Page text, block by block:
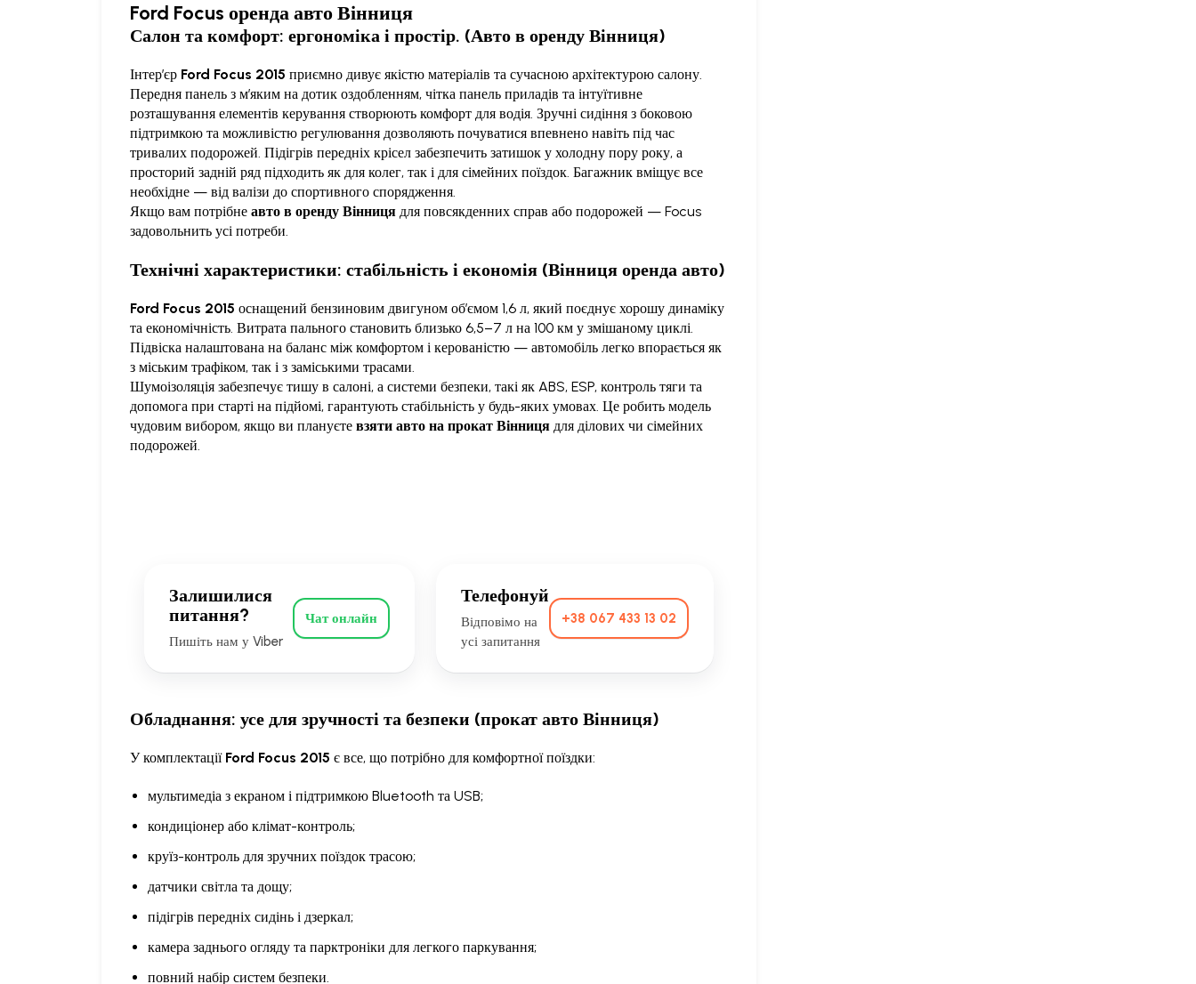
Ford Focus оренда авто Вінниця
Салон та комфорт: ергономіка і простір. (Авто в оренду Вінниця)
Інтер’єр Ford Focus 2015 приємно дивує якістю матеріалів та сучасною архітектурою салону.
Передня панель з м’яким на дотик оздобленням, чітка панель приладів та інтуїтивне
розташування елементів керування створюють комфорт для водія. Зручні сидіння з боковою
підтримкою та можливістю регулювання дозволяють почуватися впевнено навіть під час
тривалих подорожей. Підігрів передніх крісел забезпечить затишок у холодну пору року, а
просторий задній ряд підходить як для колег, так і для сімейних поїздок. Багажник вміщує все
необхідне — від валізи до спортивного спорядження.
Якщо вам потрібне авто в оренду Вінниця для повсякденних справ або подорожей — Focus
задовольнить усі потреби.
Технічні характеристики: стабільність і економія (Вінниця оренда авто)
Ford Focus 2015 оснащений бензиновим двигуном об’ємом 1,6 л, який поєднує хорошу динаміку
та економічність. Витрата пального становить близько 6,5–7 л на 100 км у змішаному циклі.
Підвіска налаштована на баланс між комфортом і керованістю — автомобіль легко впорається як
з міським трафіком, так і з заміськими трасами.
Шумоізоляція забезпечує тишу в салоні, а системи безпеки, такі як ABS, ESP, контроль тяги та
допомога при старті на підйомі, гарантують стабільність у будь-яких умовах. Це робить модель
чудовим вибором, якщо ви плануєте взяти авто на прокат Вінниця для ділових чи сімейних
подорожей.
Залишилися
питання?
Пишіть нам у Viber
Чат онлайн
Телефонуй
Відповімо на
усі запитання
+38 067 433 13 02
Обладнання: усе для зручності та безпеки (прокат авто Вінниця)
У комплектації Ford Focus 2015 є все, що потрібно для комфортної поїздки:
мультимедіа з екраном і підтримкою Bluetooth та USB;
кондиціонер або клімат-контроль;
круїз-контроль для зручних поїздок трасою;
датчики світла та дощу;
підігрів передніх сидінь і дзеркал;
камера заднього огляду та парктроніки для легкого паркування;
повний набір систем безпеки.